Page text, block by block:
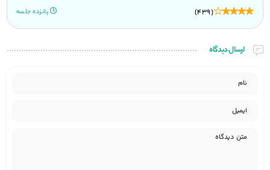
(439) پانزده جلسه
ارسال دیدگاه